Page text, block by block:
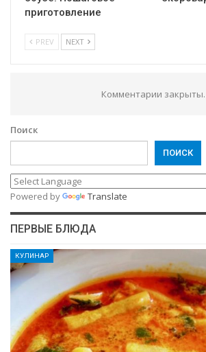
приготовление
PREV NEXT
Комментарии закрыты.
Поиск
ПОИСК
Powered by Translate
ПЕРВЫЕ БЛЮДА
КУЛИНАР